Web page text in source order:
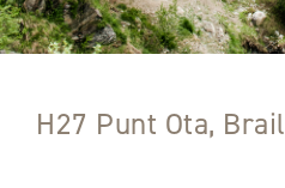
H27 Punt Ota, Brail